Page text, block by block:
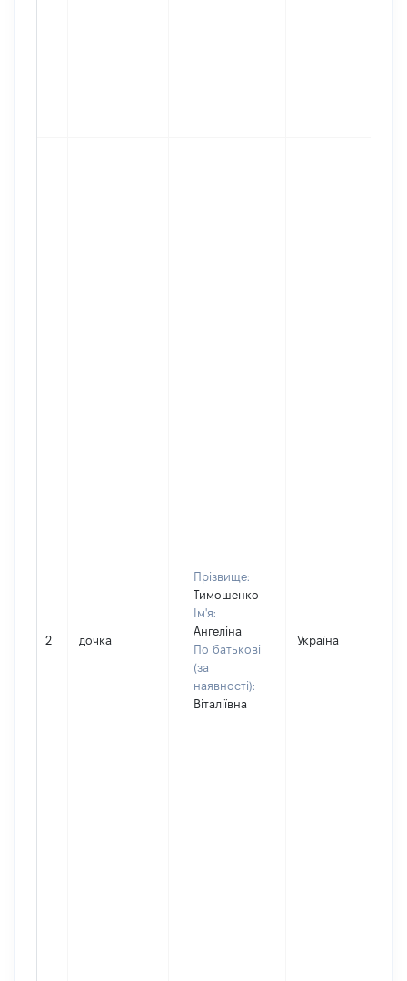
2 дочка
Прізвище:
Тимошенко
Ім'я:
Ангеліна
По батькові
(за
наявності):
Віталіївна
Україна